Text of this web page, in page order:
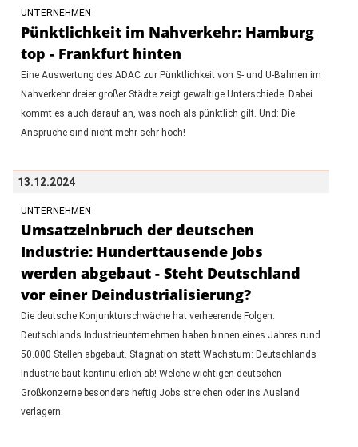
UNTERNEHMEN
Pünktlichkeit im Nahverkehr: Hamburg
top - Frankfurt hinten
Eine Auswertung des ADAC zur Pünktlichkeit von S- und U-Bahnen im
Nahverkehr dreier großer Städte zeigt gewaltige Unterschiede. Dabei
kommt es auch darauf an, was noch als pünktlich gilt. Und: Die
Ansprüche sind nicht mehr sehr hoch!
13.12.2024
UNTERNEHMEN
Umsatzeinbruch der deutschen
Industrie: Hunderttausende Jobs
werden abgebaut - Steht Deutschland
vor einer Deindustrialisierung?
Die deutsche Konjunkturschwäche hat verheerende Folgen:
Deutschlands Industrieunternehmen haben binnen eines Jahres rund
50.000 Stellen abgebaut. Stagnation statt Wachstum: Deutschlands
Industrie baut kontinuierlich ab! Welche wichtigen deutschen
Großkonzerne besonders heftig Jobs streichen oder ins Ausland
verlagern.